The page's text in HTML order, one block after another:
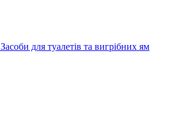
Засоби для туалетів та вигрібних ям